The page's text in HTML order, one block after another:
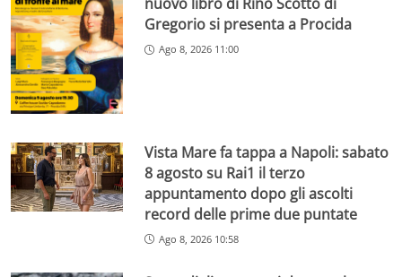
Gregorio si presenta a Procida
Ago 8, 2026 11:00
Vista Mare fa tappa a Napoli: sabato
8 agosto su Rai1 il terzo
appuntamento dopo gli ascolti
record delle prime due puntate
Ago 8, 2026 10:58